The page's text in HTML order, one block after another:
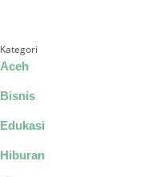
Kategori
Aceh
Bisnis
Edukasi
Hiburan